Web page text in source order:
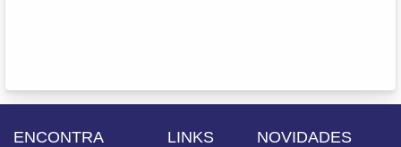
ENCONTRA
LINKS
NOVIDADES